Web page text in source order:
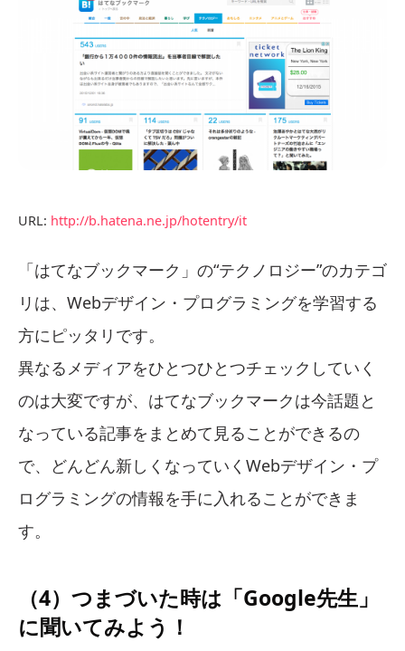
URL: http://b.hatena.ne.jp/hotentry/it
「はてなブックマーク」の“テクノロジー”のカテゴ
リは、Webデザイン・プログラミングを学習する
方にピッタリです。
異なるメディアをひとつひとつチェックしていく
のは大変ですが、はてなブックマークは今話題と
なっている記事をまとめて見ることができるの
で、どんどん新しくなっていくWebデザイン・プ
ログラミングの情報を手に入れることができま
す。
（4）つまづいた時は「Google先生」
に聞いてみよう！